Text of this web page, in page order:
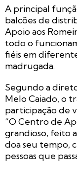
A principal
balcões de
Apoio aos
todo o
fiéis em
madrugada.
Segundo a
Melo Caiado, o
participação de
“O Centro de
grandioso, feito
doa seu tempo,
pessoas que